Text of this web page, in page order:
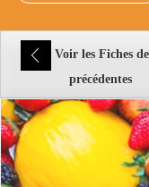
précédentes